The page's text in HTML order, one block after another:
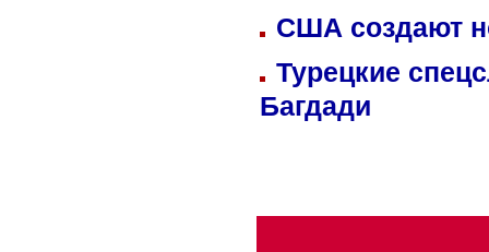
США создают
Турецкие
Багдади